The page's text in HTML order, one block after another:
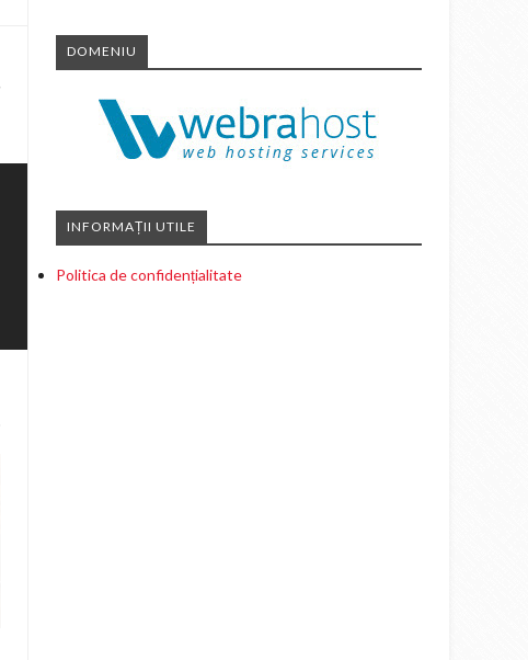
DOMENIU
INFORMAȚII UTILE
Politica de confidențialitate